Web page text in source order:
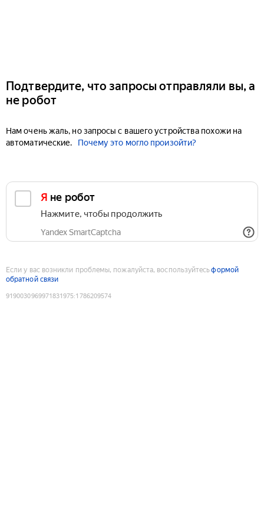
Подтвердите, что запросы отправляли вы, а
не робот
Нам очень жаль, но запросы с вашего устройства похожи на
автоматические.
Почему это могло произойти?
Я не робот
Нажмите, чтобы продолжить
Yandex SmartCaptcha
Если у вас возникли проблемы, пожалуйста, воспользуйтесьформой
обратной связи
9190030969971831975:1786209574